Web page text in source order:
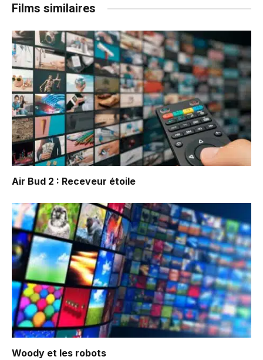
Films similaires
Air Bud 2 : Receveur étoile
Woody et les robots